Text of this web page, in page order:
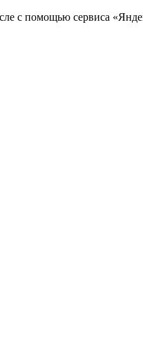
с помощью сервиса